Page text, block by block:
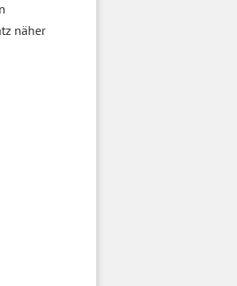
näher